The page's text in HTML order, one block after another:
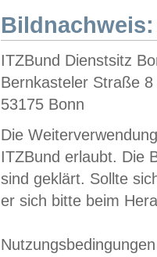
Bildnachweis:
ITZBund Dienstsitz
Bernkasteler Straße 8
53175 Bonn
Die
ITZBund erlaubt. Die
sind geklärt. Sollte
er sich bitte beim